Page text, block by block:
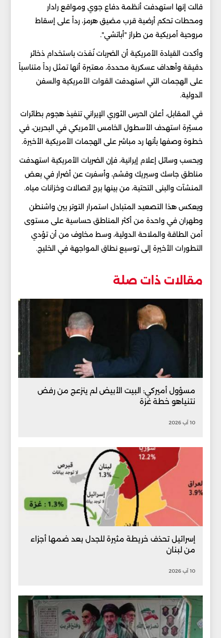
قالت إنها استهدفت أنظمة دفاع جوي ومواقع رادار
ومحطات تحكم أرضية قرب مضيق هرمز، رداً على إسقاط
مروحية أمريكية من طراز "أباتشي".
وأكدت القيادة الأمريكية أن الضربات نُفذت باستخدام ذخائر
دقيقة وأهداف عسكرية محددة، معتبرة أنها تمثل رداً متناسباً
على الهجمات التي استهدفت القوات الأمريكية والسفن
الدولية.
في المقابل، أعلن الحرس الثوري الإيراني تنفيذ هجوم بطائرات
مسيّرة استهدف الأسطول الخامس الأمريكي في البحرين، في
خطوة وصفها بأنها رد مباشر على الهجمات الأمريكية الأخيرة.
وبحسب وسائل إعلام إيرانية، فإن الضربات الأمريكية استهدفت
مناطق جاسك وسيريك وقشم، وأسفرت عن أضرار في بعض
المنشآت والبنى التحتية، من بينها برج اتصالات وخزانات مياه.
ويعكس هذا التصعيد المتبادل استمرار التوتر بين واشنطن
وطهران في واحدة من أكثر المناطق حساسية على مستوى
أمن الطاقة والملاحة الدولية، وسط مخاوف من أن تؤدي
التطورات الأخيرة إلى توسيع نطاق المواجهة في الخليج.
مقالات ذات صلة
مسؤول أميركي: البيت الأبيض لم ينزعج من رفض
نتنياهو خطة غزة
10 آب 2026
إسرائيل تحذف خريطة مثيرة للجدل بعد ضمها أجزاء
من لبنان
10 آب 2026